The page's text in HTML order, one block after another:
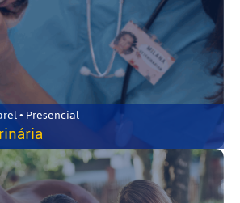
• Presencial